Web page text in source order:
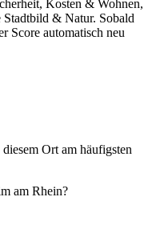
Kosten & Wohnen,
& Natur. Sobald
Score automatisch neu
Ort am häufigsten
am Rhein?